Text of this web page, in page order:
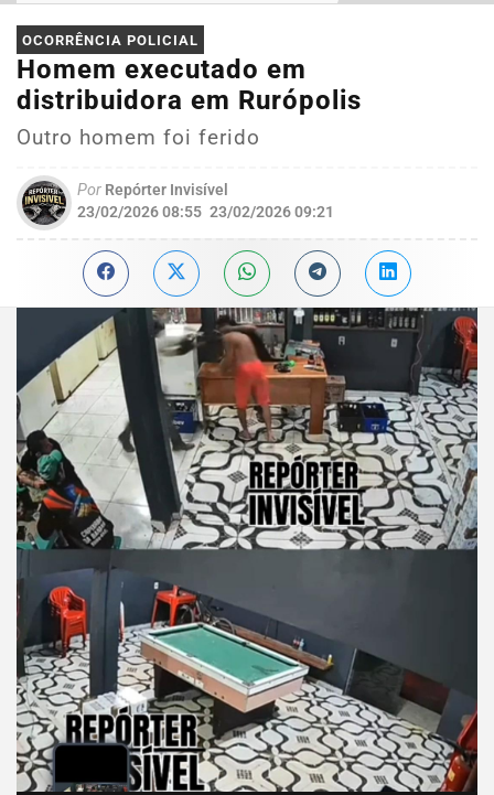
EM ALTA
OCORRÊNCIA POLICIAL
Homem executado em
distribuidora em Rurópolis
Outro homem foi ferido
Por Repórter Invisível
23/02/2026 08:55 23/02/2026 09:21